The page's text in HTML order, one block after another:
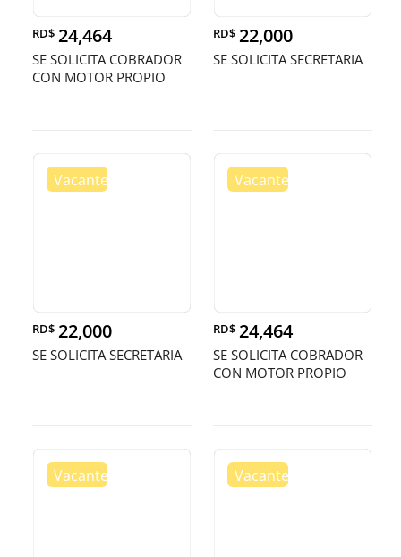
RD$ 24,464
SE SOLICITA COBRADOR
CON MOTOR PROPIO
RD$ 22,000
SE SOLICITA SECRETARIA
RD$ 22,000
SE SOLICITA SECRETARIA
RD$ 24,464
SE SOLICITA COBRADOR
CON MOTOR PROPIO